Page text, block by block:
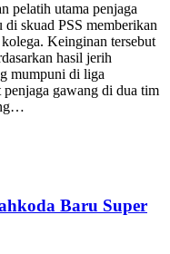
utama penjaga
di skuad PSS memberikan
Keinginan tersebut
hasil jerih
mumpuni di liga
gawang di dua tim
Baru Super